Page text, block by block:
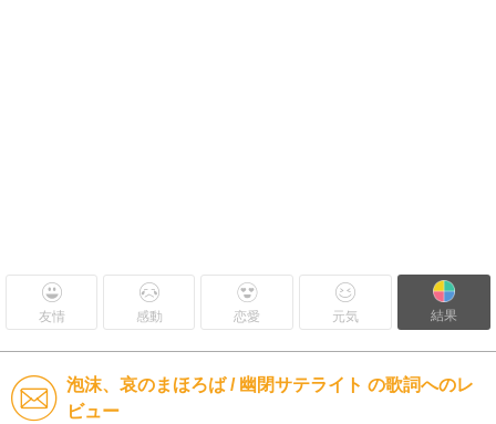
友情 感動 恋愛 元気 結果
泡沫、哀のまほろば / 幽閉サテライト の歌詞へのレ
ビュー